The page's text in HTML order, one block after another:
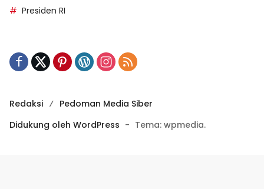
Presiden RI
Redaksi
Pedoman Media Siber
Didukung oleh WordPress - Tema: wpmedia.